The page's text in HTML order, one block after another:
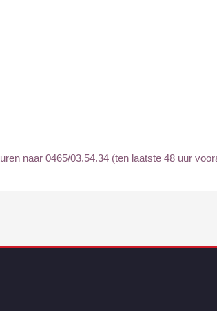
naar 0465/03.54.34 (ten laatste 48 uur